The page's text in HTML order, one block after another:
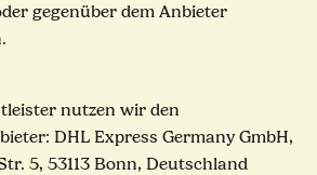
gegenüber dem Anbieter
nutzen wir den
DHL Express Germany GmbH,
5, 53113 Bonn, Deutschland